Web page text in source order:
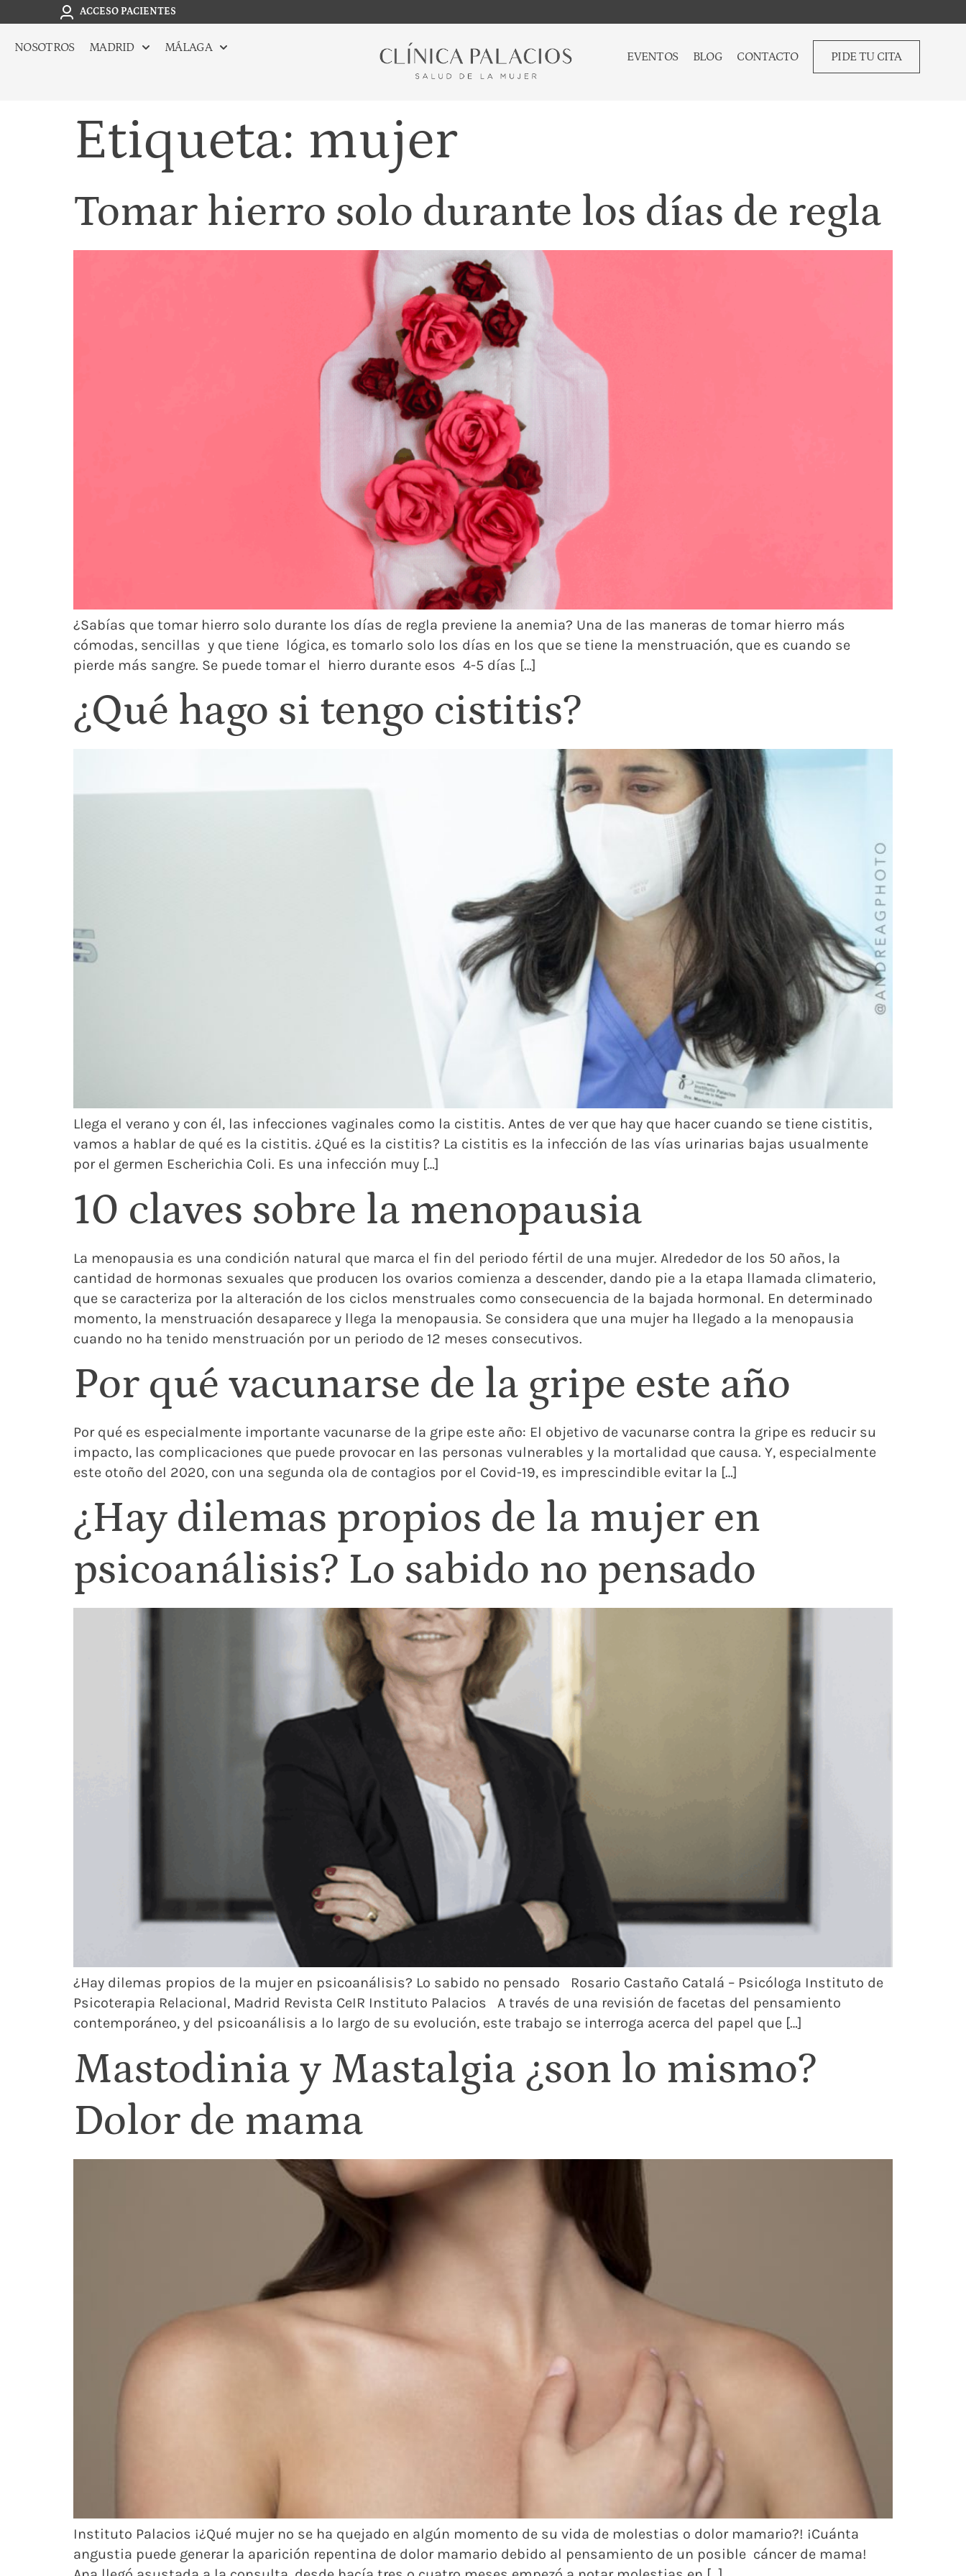
ACCESO PACIENTES
NOSOTROS MADRID MÁLAGA
EVENTOS BLOG CONTACTO PIDE TU CITA
Etiqueta: mujer
Tomar hierro solo durante los días de regla
¿Sabías que tomar hierro solo durante los días de regla previene la anemia? Una de las maneras de tomar hierro más
cómodas, sencillas y que tiene lógica, es tomarlo solo los días en los que se tiene la menstruación, que es cuando se
pierde más sangre. Se puede tomar el hierro durante esos 4-5 días […]
¿Qué hago si tengo cistitis?
Llega el verano y con él, las infecciones vaginales como la cistitis. Antes de ver que hay que hacer cuando se tiene cistitis,
vamos a hablar de qué es la cistitis. ¿Qué es la cistitis? La cistitis es la infección de las vías urinarias bajas usualmente
por el germen Escherichia Coli. Es una infección muy […]
10 claves sobre la menopausia
La menopausia es una condición natural que marca el fin del periodo fértil de una mujer. Alrededor de los 50 años, la
cantidad de hormonas sexuales que producen los ovarios comienza a descender, dando pie a la etapa llamada climaterio,
que se caracteriza por la alteración de los ciclos menstruales como consecuencia de la bajada hormonal. En determinado
momento, la menstruación desaparece y llega la menopausia. Se considera que una mujer ha llegado a la menopausia
cuando no ha tenido menstruación por un periodo de 12 meses consecutivos.
Por qué vacunarse de la gripe este año
Por qué es especialmente importante vacunarse de la gripe este año: El objetivo de vacunarse contra la gripe es reducir su
impacto, las complicaciones que puede provocar en las personas vulnerables y la mortalidad que causa. Y, especialmente
este otoño del 2020, con una segunda ola de contagios por el Covid-19, es imprescindible evitar la […]
¿Hay dilemas propios de la mujer en
psicoanálisis? Lo sabido no pensado
¿Hay dilemas propios de la mujer en psicoanálisis? Lo sabido no pensado Rosario Castaño Catalá – Psicóloga Instituto de
Psicoterapia Relacional, Madrid Revista CeIR Instituto Palacios A través de una revisión de facetas del pensamiento
contemporáneo, y del psicoanálisis a lo largo de su evolución, este trabajo se interroga acerca del papel que […]
Mastodinia y Mastalgia ¿son lo mismo?
Dolor de mama
Instituto Palacios ¡¿Qué mujer no se ha quejado en algún momento de su vida de molestias o dolor mamario?! ¡Cuánta
angustia puede generar la aparición repentina de dolor mamario debido al pensamiento de un posible cáncer de mama!